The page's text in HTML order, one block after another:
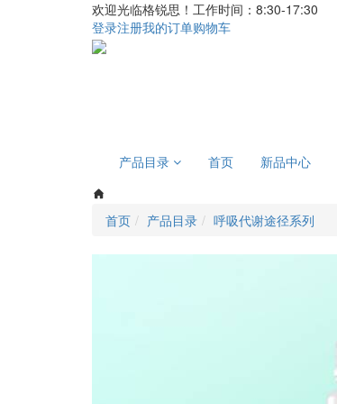
欢迎光临格锐思！工作时间：8:30-17:30
登录注册我的订单购物车
产品目录
首页 新品中心
首页 产品目录 呼吸代谢途径系列